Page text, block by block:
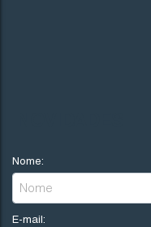
Nome:
E-mail: